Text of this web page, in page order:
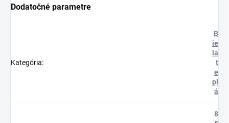
Dodatočné parametre
Kategória:
B
ie
la
t
e
pl
á
8